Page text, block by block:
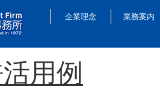
業務案内
企業理念
用例